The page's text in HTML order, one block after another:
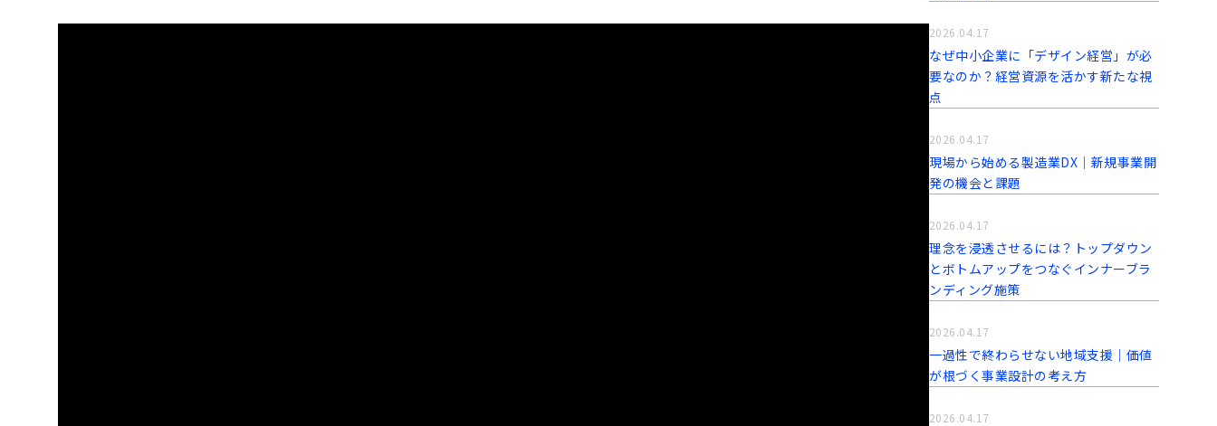
なぜ中小企業に「デザイン経営」が必
要なのか？経営資源を活かす新たな視
点
2026.04.17
現場から始める製造業DX｜新規事業開
発の機会と課題
2026.04.17
理念を浸透させるには？トップダウン
とボトムアップをつなぐインナーブラ
ンディング施策
2026.04.17
一過性で終わらせない地域支援｜価値
が根づく事業設計の考え方
2026.04.17
2026.04.17